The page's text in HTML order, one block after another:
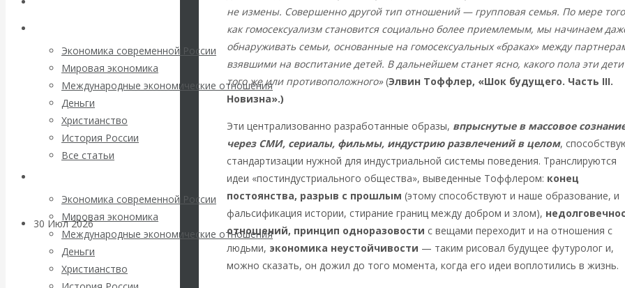
Экономика современной России
Мировая экономика
Международные экономические отношения
Деньги
Христианство
История России
Все статьи
Экономика современной России
Мировая экономика
Международные экономические отношения
Деньги
Христианство
финансовых
рынках?
Минфины хотят
быть главнее
30 Июл 2026Цифровая
экономика
не измены. Совершенно другой тип отношений — групповая семья. По мере
как гомосексуализм становится социально более приемлемым, мы начинаем
обнаруживать семьи, основанные на гомосексуальных «браках» между
взявшими на воспитание детей. В дальнейшем станет ясно, какого пола эти
того же или противоположного»(Элвин Тоффлер, «Шок будущего. Часть III.
Новизна».)
Эти централизованно разработанные образы, впрыснутые в массовое
через СМИ, сериалы, фильмы, индустрию развлечений в целом,
стандартизации нужной для индустриальной системы поведения. Транслируются
идеи «постиндустриального общества», выведенные Тоффлером: конец
постоянства, разрыв с прошлым (этому способствуют и наше образование, и
фальсификация истории, стирание границ между добром и злом),
отношений, принцип одноразовости с вещами переходит и на отношения с
людьми, экономика неустойчивости — таким рисовал будущее футуролог и,
можно сказать, он дожил до того момента, когда его идеи воплотились в жизнь.